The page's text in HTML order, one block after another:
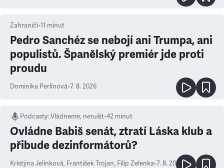
Zahraničí•11 minut
Pedro Sanchéz se nebojí ani Trumpa, ani
populistů. Španělský premiér jde proti
proudu
Dominika Perlínová•7. 8. 2026
Podcasty:Vládneme, nerušit•42 minut
Ovládne Babiš senát, ztratí Láska klub a
přibude dezinformátorů?
Kristýna Jelínková, František Trojan, Filip Zelenka•7. 8. 2026